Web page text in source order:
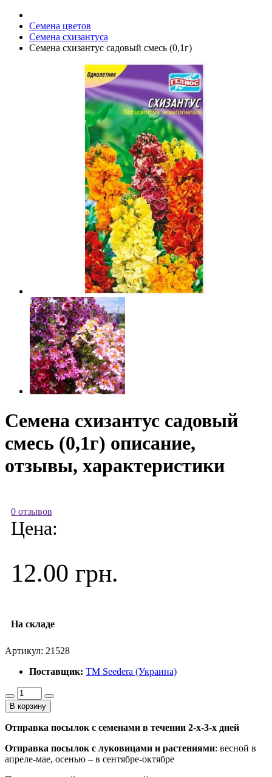
Семена цветов
Семена схизантуса
Семена схизантус садовый смесь (0,1г)
Семена схизантус садовый
смесь (0,1г) описание,
отзывы, характеристики
0 отзывов
Цена:
12.00 грн.
На складе
Артикул: 21528
Поставщик: ТМ Seedera (Украина)
В корзину
Отправка посылок с семенами в течении 2-х-3-х дней
Отправка посылок с луковицами и растениями: весной в
апреле-мае, осенью – в сентябре-октябре